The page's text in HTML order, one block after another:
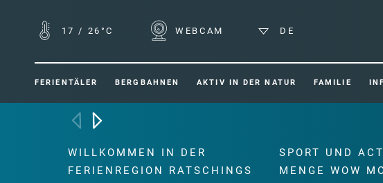
17 / 26°C WEBCAM DE
FERIENTÄLER BERGBAHNEN AKTIV IN DER NATUR FAMILIE
WILLKOMMEN IN DER
FERIENREGION RATSCHINGS
SPORT UND
MENGE WOW